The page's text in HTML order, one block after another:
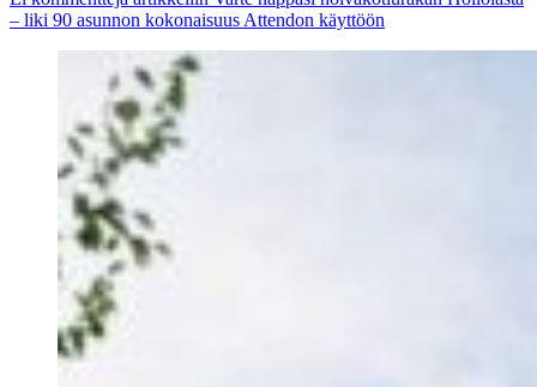
– liki 90 asunnon kokonaisuus Attendon käyttöön